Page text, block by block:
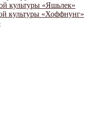
культуры «Яшьлек»
культуры «Хоффнунг»